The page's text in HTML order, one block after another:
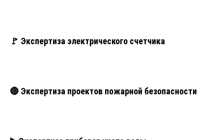
🚩 Экспертиза электрического счетчика
🔴 Экспертиза проектов пожарной безопасности